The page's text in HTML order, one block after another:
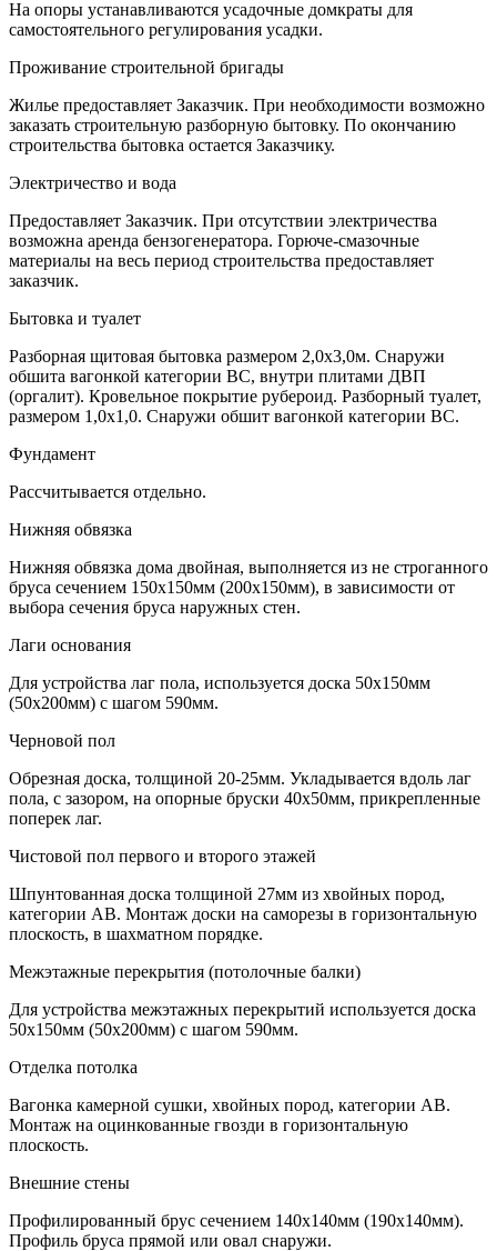
На опоры устанавливаются усадочные домкраты для
самостоятельного регулирования усадки.
Проживание строительной бригады
Жилье предоставляет Заказчик. При необходимости возможно
заказать строительную разборную бытовку. По окончанию
строительства бытовка остается Заказчику.
Электричество и вода
Предоставляет Заказчик. При отсутствии электричества
возможна аренда бензогенератора. Горюче-смазочные
материалы на весь период строительства предоставляет
заказчик.
Бытовка и туалет
Разборная щитовая бытовка размером 2,0х3,0м. Снаружи
обшита вагонкой категории ВС, внутри плитами ДВП
(оргалит). Кровельное покрытие рубероид. Разборный туалет,
размером 1,0х1,0. Снаружи обшит вагонкой категории ВС.
Фундамент
Рассчитывается отдельно.
Нижняя обвязка
Нижняя обвязка дома двойная, выполняется из не строганного
бруса сечением 150х150мм (200х150мм), в зависимости от
выбора сечения бруса наружных стен.
Лаги основания
Для устройства лаг пола, используется доска 50х150мм
(50х200мм) с шагом 590мм.
Черновой пол
Обрезная доска, толщиной 20-25мм. Укладывается вдоль лаг
пола, с зазором, на опорные бруски 40х50мм, прикрепленные
поперек лаг.
Чистовой пол первого и второго этажей
Шпунтованная доска толщиной 27мм из хвойных пород,
категории АВ. Монтаж доски на саморезы в горизонтальную
плоскость, в шахматном порядке.
Межэтажные перекрытия (потолочные балки)
Для устройства межэтажных перекрытий используется доска
50х150мм (50х200мм) с шагом 590мм.
Отделка потолка
Вагонка камерной сушки, хвойных пород, категории АВ.
Монтаж на оцинкованные гвозди в горизонтальную
плоскость.
Внешние стены
Профилированный брус сечением 140х140мм (190х140мм).
Профиль бруса прямой или овал снаружи.